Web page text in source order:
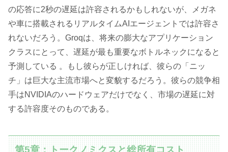
の応答に2秒の遅延は許容されるかもしれないが、メガネ
や車に搭載されるリアルタイムAIエージェントでは許容さ
れないだろう。Groqは、将来の膨大なアプリケーション
クラスにとって、遅延が最も重要なボトルネックになると
予測している 。もし彼らが正しければ、彼らの「ニッ
チ」は巨大な主流市場へと変貌するだろう。彼らの競争相
手はNVIDIAのハードウェアだけでなく、市場の遅延に対
する許容度そのものである。
第5章：トークノミクスと総所有コスト